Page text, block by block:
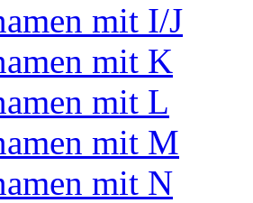
mit I/J
mit K
mit L
mit M
mit N